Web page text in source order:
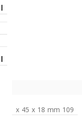
109 x 45 x 18 mm